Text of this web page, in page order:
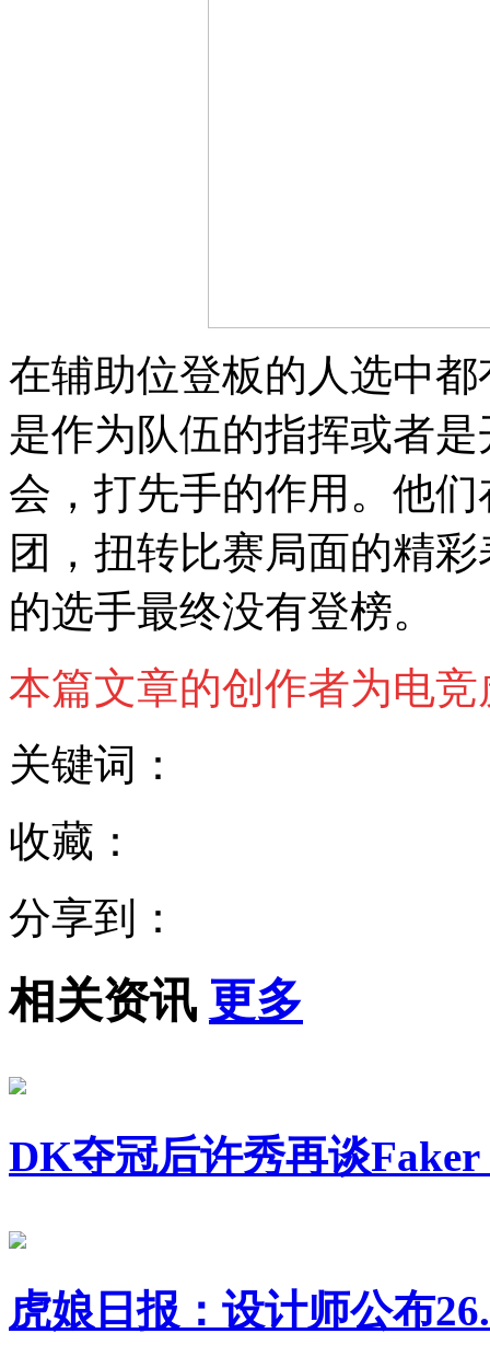
在辅助位登板的人选中
是作为队伍的指挥或者
会，打先手的作用。他
团，扭转比赛局面的精
的选手最终没有登榜。
本篇文章的创作者为电
关键词：
收藏：
分享到：
相关资讯 更多
DK夺冠后许秀再谈
虎娘日报：设计师公布